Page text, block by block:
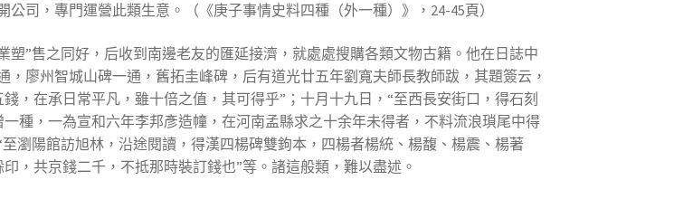
司，專門運營此類生意。（《庚子事情史料四種（外一種）》，24-45頁）
”售之同好，后收到南邊老友的匯延接濟，就處處搜購各類文物古籍。他在日誌中
廖州智城山碑一通，舊拓圭峰碑，后有道光廿五年劉寬夫師長教師跋，其題簽云，
，在承日常平凡，雖十倍之值，其可得乎”；十月十九日，“至西長安街口，得石刻
種，一為宣和六年李邦彥造幢，在河南孟縣求之十余年未得者，不料流浪瑣尾中得
瀏陽館訪旭林，沿途閱讀，得漢四楊碑雙鉤本，四楊者楊統、楊馥、楊震、楊著
，共京錢二千，不抵那時裝訂錢也”等。諸這般類，難以盡述。